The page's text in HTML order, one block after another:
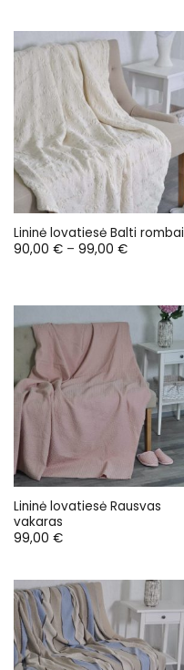
Lininė lovatiesė Balti rombai
90,00 € – 99,00 €Price
Lininė lovatiesė Rausvas
vakaras
99,00 €